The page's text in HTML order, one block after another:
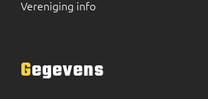
Vereniging info
Gegevens